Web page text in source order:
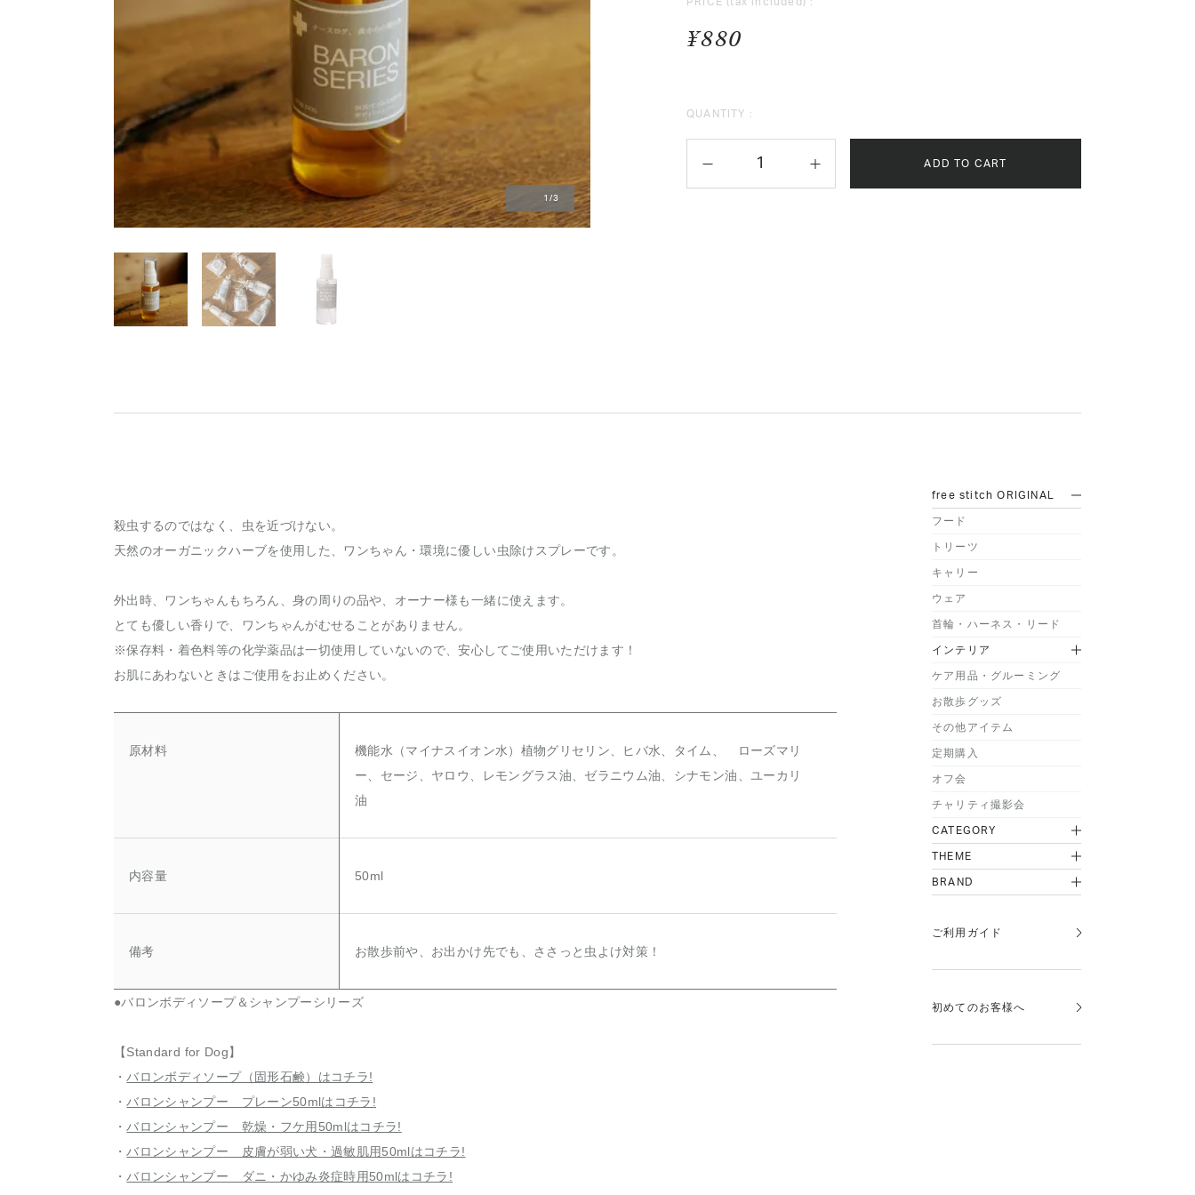
1 /3
¥880
QUANTITY :
ADD TO CART
殺虫するのではなく、虫を近づけない。
天然のオーガニックハーブを使用した、ワンちゃん・環境に優しい虫除けスプレーです。
外出時、ワンちゃんもちろん、身の周りの品や、オーナー様も一緒に使えます。
とても優しい香りで、ワンちゃんがむせることがありません。
※保存料・着色料等の化学薬品は一切使用していないので、安心してご使用いただけます！
お肌にあわないときはご使用をお止めください。
原材料
機能水（マイナスイオン水）植物グリセリン、ヒバ水、タイム、 ローズマリ
ー、セージ、ヤロウ、レモングラス油、ゼラニウム油、シナモン油、ユーカリ
油
内容量 50ml
備考 お散歩前や、お出かけ先でも、ささっと虫よけ対策！
●バロンボディソープ＆シャンプーシリーズ
【Standard for Dog】
・バロンボディソープ（固形石鹸）はコチラ!
・バロンシャンプー プレーン50mlはコチラ!
・バロンシャンプー 乾燥・フケ用50mlはコチラ!
・バロンシャンプー 皮膚が弱い犬・過敏肌用50mlはコチラ!
・バロンシャンプー ダニ・かゆみ炎症時用50mlはコチラ!
free stitch ORIGINAL
フード
トリーツ
キャリー
ウェア
首輪・ハーネス・リード
インテリア
ケア用品・グルーミング
お散歩グッズ
その他アイテム
定期購入
オフ会
チャリティ撮影会
CATEGORY
THEME
BRAND
ご利用ガイド
初めてのお客様へ